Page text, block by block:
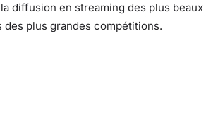
diffusion en streaming des plus beaux
plus grandes compétitions.